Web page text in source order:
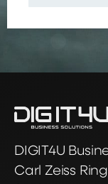
DIGIT4U
Carl Zeiss